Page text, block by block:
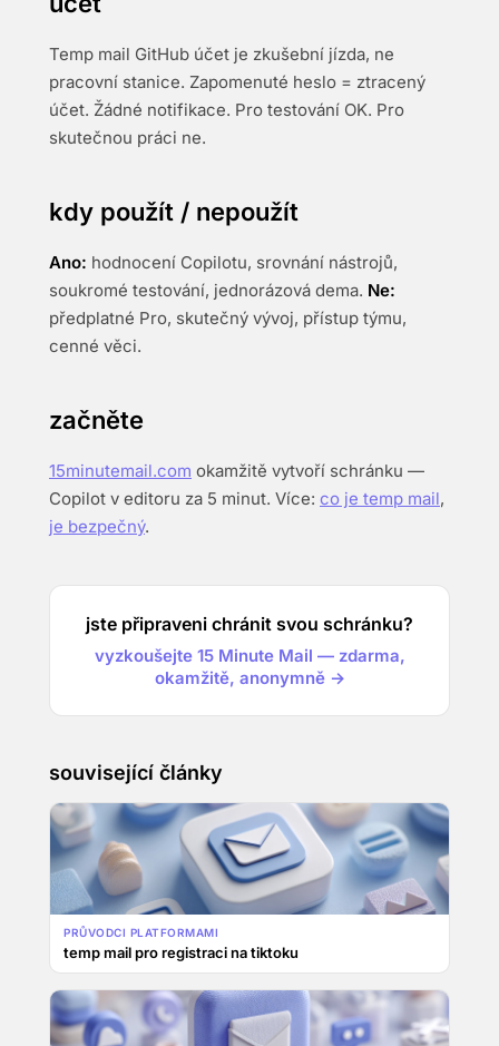
Temp mail GitHub účet je zkušební jízda, ne
pracovní stanice. Zapomenuté heslo = ztracený
účet. Žádné notifikace. Pro testování OK. Pro
skutečnou práci ne.
kdy použít / nepoužít
Ano: hodnocení Copilotu, srovnání nástrojů,
soukromé testování, jednorázová dema. Ne:
předplatné Pro, skutečný vývoj, přístup týmu,
cenné věci.
začněte
15minutemail.com okamžitě vytvoří schránku —
Copilot v editoru za 5 minut. Více: co je temp mail,
je bezpečný.
jste připraveni chránit svou schránku?
vyzkoušejte 15 Minute Mail — zdarma,
okamžitě, anonymně →
související články
PRŮVODCI PLATFORMAMI
temp mail pro registraci na tiktoku